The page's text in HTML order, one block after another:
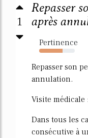
1
Repasser
après
Pertinence
66%
Repasser son
annulation.
Visite médicale :
Dans tous les
consécutive à